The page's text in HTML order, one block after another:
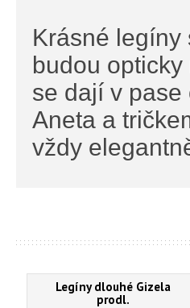
Krásné legíny
budou
se dají v
Aneta a
vždy
Legíny dlouhé Gizela
prodl.